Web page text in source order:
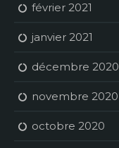
février 2021
janvier 2021
décembre 2020
novembre 2020
octobre 2020